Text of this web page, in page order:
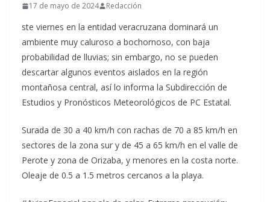
17 de mayo de 2024 Redacción
ste viernes en la entidad veracruzana dominará un
ambiente muy caluroso a bochornoso, con baja
probabilidad de lluvias; sin embargo, no se pueden
descartar algunos eventos aislados en la región
montañosa central, así lo informa la Subdirección de
Estudios y Pronósticos Meteorológicos de PC Estatal.
Surada de 30 a 40 km/h con rachas de 70 a 85 km/h en
sectores de la zona sur y de 45 a 65 km/h en el valle de
Perote y zona de Orizaba, y menores en la costa norte.
Oleaje de 0.5 a 1.5 metros cercanos a la playa.